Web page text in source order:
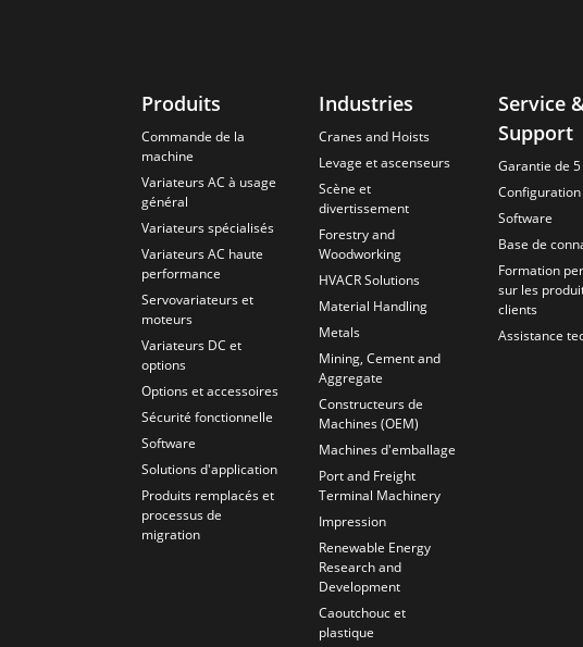
Produits
Commande de la
machine
Variateurs AC à usage
général
Variateurs spécialisés
Variateurs AC haute
performance
Servovariateurs et
moteurs
Variateurs DC et
options
Options et accessoires
Sécurité fonctionnelle
Software
Solutions d'application
Produits remplacés et
processus de
migration
Industries
Cranes and Hoists
Levage et ascenseurs
Scène et
divertissement
Forestry and
Woodworking
HVACR Solutions
Material Handling
Metals
Mining, Cement and
Aggregate
Constructeurs de
Machines (OEM)
Machines d'emballage
Port and Freight
Terminal Machinery
Impression
Renewable Energy
Research and
Development
Caoutchouc et
plastique
Service
Support
Garantie de
Software
Base de
Formation
sur les
clients
Assistance